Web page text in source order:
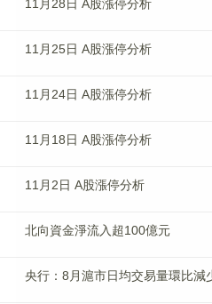
11月28日 A股漲停分析
11月25日 A股漲停分析
11月24日 A股漲停分析
11月18日 A股漲停分析
11月2日 A股漲停分析
北向資金淨流入超100億元
央行：8月滬市日均交易量環比